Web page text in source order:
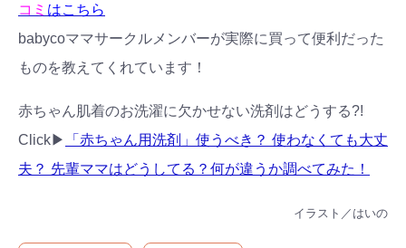
コミ はこちら
babycoママサークルメンバーが実際に買って便利だった
ものを教えてくれています！
赤ちゃん肌着のお洗濯に欠かせない洗剤はどうする?!
Click▶︎
「赤ちゃん用洗剤」使うべき？ 使わなくても大丈
夫？ 先輩ママはどうしてる？何が違うか調べてみた！
イラスト／はいの